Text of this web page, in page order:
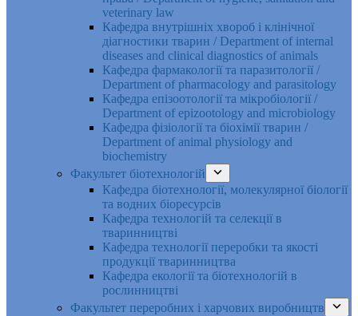
veterinary law
Кафедра внутрішніх хвороб і клінічної
діагностики тварин / Department of internal
diseases and clinical diagnostics of animals
Кафедра фармакології та паразитології /
Department of pharmacology and parasitology
Кафедра епізоотології та мікробіології /
Department of epizootology and microbiology
Кафедра фізіології та біохімії тварин /
Department of animal physiology and
biochemistry
Факультет біотехнологій
Кафедра біотехнології, молекулярної біології
та водних біоресурсів
Кафедра технологій та селекції в
тваринництві
Кафедра технології переробки та якості
продукції тваринництва
Кафедра екології та біотехнологій в
рослинництві
Факультет переробних і харчових виробництв